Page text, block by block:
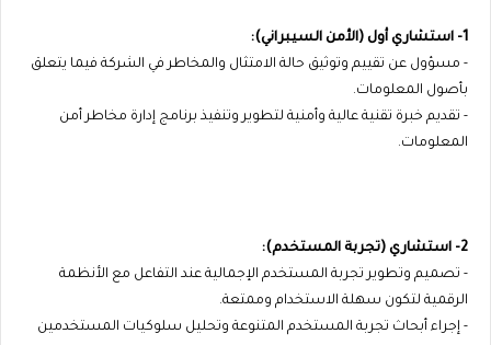
1- استشاري أول (الأمن السيبراني):
- مسؤول عن تقييم وتوثيق حالة الامتثال والمخاطر في الشركة فيما يتعلق
بأصول المعلومات.
- تقديم خبرة تقنية عالية وأمنية لتطوير وتنفيذ برنامج إدارة مخاطر أمن
المعلومات.
2- استشاري (تجربة المستخدم):
- تصميم وتطوير تجربة المستخدم الإجمالية عند التفاعل مع الأنظمة
الرقمية لتكون سهلة الاستخدام وممتعة.
- إجراء أبحاث تجربة المستخدم المتنوعة وتحليل سلوكيات المستخدمين